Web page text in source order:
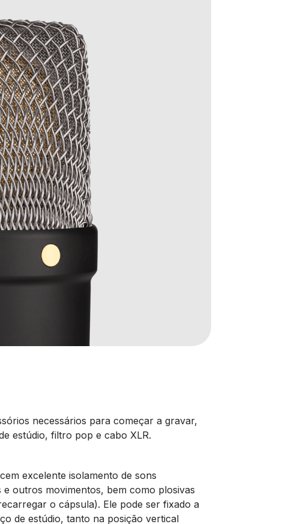
necessários para começar a gravar,
estúdio, filtro pop e cabo XLR.
excelente isolamento de sons
outros movimentos, bem como plosivas
o cápsula). Ele pode ser fixado a
de estúdio, tanto na posição vertical